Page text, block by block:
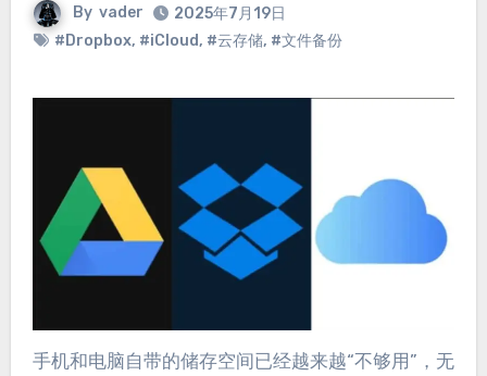
By vader
2025年7月19日
#Dropbox, #iCloud, #云存储, #文件备份
手机和电脑自带的储存空间已经越来越“不够用”，无